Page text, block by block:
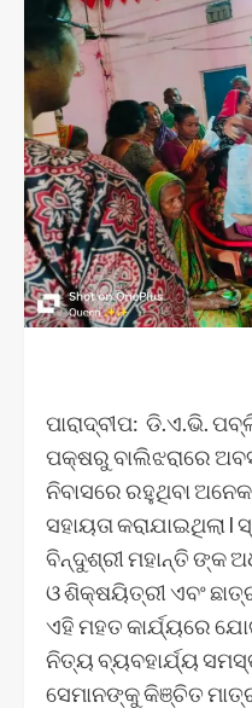
ପାରାଦ୍ବୀପ: ଡି.ଏ.ଭି.
ପକ୍ଷରୁ ବାଲିଝରାରେ
ନିବାସରେ ରହୁଥିବା
ସହାୟତା କରାଯାଇଥିଲା
ବିନ୍ଦୁଶ୍ରୀ ମହାନ୍ତି ଙ୍କ
ଓ ଶିକ୍ଷୟିତ୍ରୀ ଏବଂ
ଏହି ମହତ କାର୍ଯ୍ୟରେ
ନିତ୍ୟ ବ୍ୟବହାର୍ଯ୍ୟ
ସେମାନଙ୍କୁ କିଞ୍ଚିତ